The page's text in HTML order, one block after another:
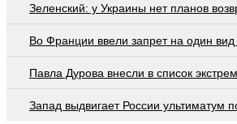
Зеленский: у Украины нет планов
Во Франции ввели запрет на один
Павла Дурова внесли в список
Запад выдвигает России ультиматум